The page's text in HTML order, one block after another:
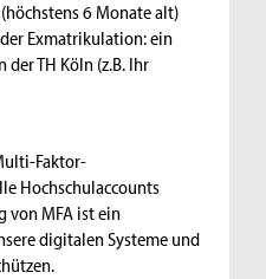
6 Monate alt)
Exmatrikulation: ein
TH Köln (z.B. Ihr
Faktor-
Hochschulaccounts
von MFA ist ein
digitalen Systeme und